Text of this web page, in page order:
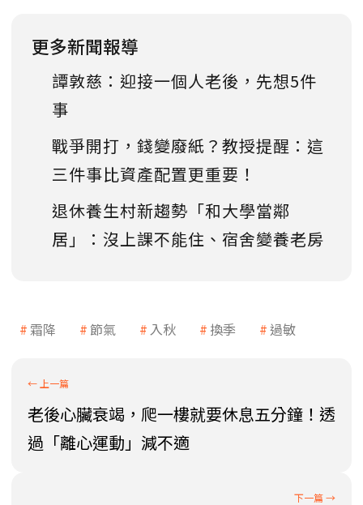
更多新聞報導
譚敦慈：迎接一個人老後，先想5件
事
戰爭開打，錢變廢紙？教授提醒：這
三件事比資產配置更重要！
退休養生村新趨勢「和大學當鄰
居」：沒上課不能住、宿舍變養老房
霜降 節氣 入秋 換季 過敏
老後心臟衰竭，爬一樓就要休息五分鐘！透
過「離心運動」減不適